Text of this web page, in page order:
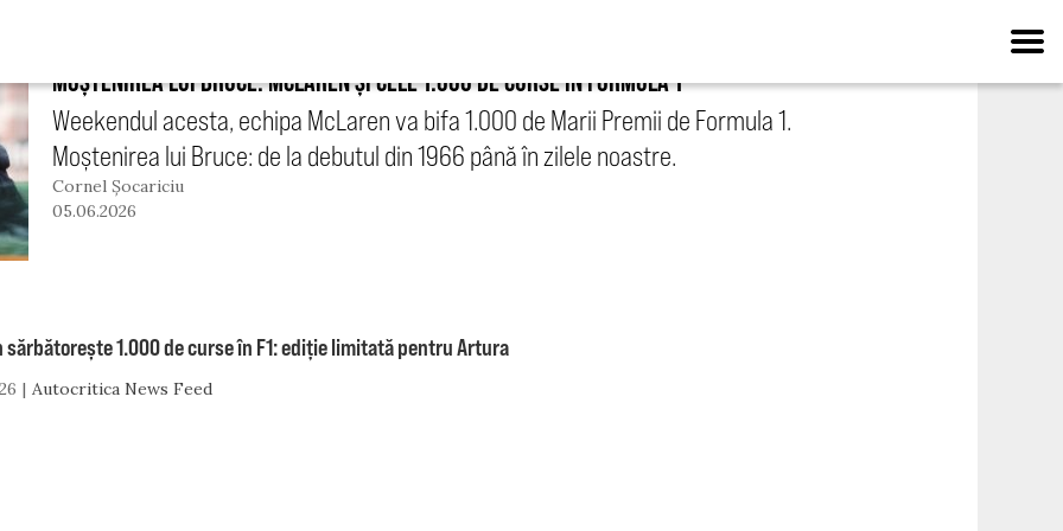
MOȘTENIREA LUI BRUCE: MCLAREN ȘI CELE 1.000 DE CURSE ÎN FORMULA 1
Weekendul acesta, echipa McLaren va bifa 1.000 de Marii Premii de Formula 1.
Moștenirea lui Bruce: de la debutul din 1966 până în zilele noastre.
Cornel Șocariciu
05.06.2026
sărbătorește 1.000 de curse în F1: ediție limitată pentru Artura
Autocritica News Feed